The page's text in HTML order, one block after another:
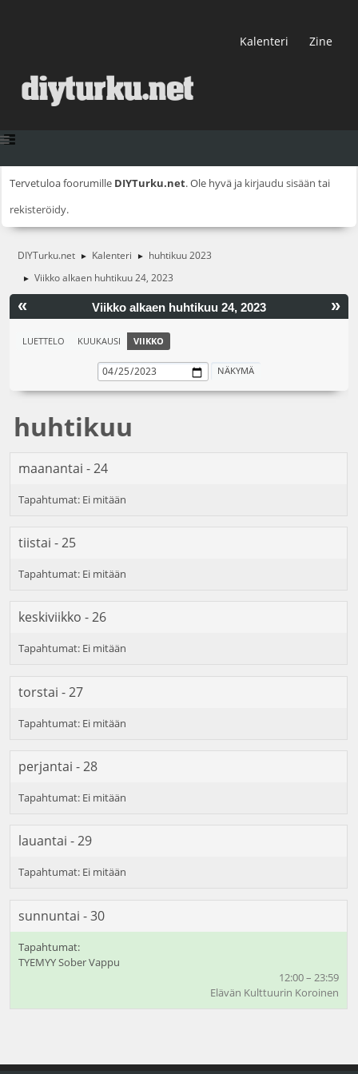
Kalenteri Zine
Tervetuloa foorumille DIYTurku.net. Ole hyvä ja kirjaudu sisään tai
rekisteröidy.
DIYTurku.net ► Kalenteri ► huhtikuu 2023
► Viikko alkaen huhtikuu 24, 2023
« »
Viikko alkaen huhtikuu 24, 2023
LUETTELO KUUKAUSI VIIKKO
huhtikuu
maanantai - 24
tiistai - 25
keskiviikko - 26
torstai - 27
perjantai - 28
lauantai - 29
sunnuntai - 30
TYEMYY Sober Vappu
12:00 – 23:59
Elävän Kulttuurin Koroinen